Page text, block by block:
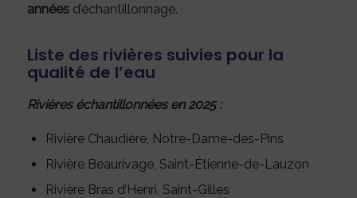
annéesd’échantillonnage.
Liste des rivières suivies pour la
qualité de l’eau
Rivières échantillonnées en 2025 :
Rivière Chaudière, Notre-Dame-des-Pins
Rivière Beaurivage, Saint-Étienne-de-Lauzon
Rivière Bras d’Henri, Saint-Gilles